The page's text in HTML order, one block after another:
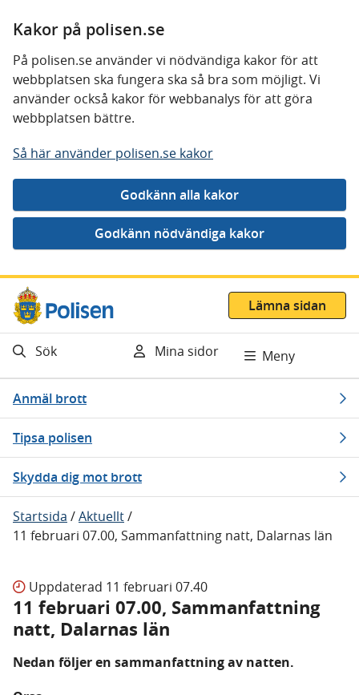
Kakor på polisen.se
På polisen.se använder vi nödvändiga kakor för att
webbplatsen ska fungera ska så bra som möjligt. Vi
använder också kakor för webbanalys för att göra
webbplatsen bättre.
Så här använder polisen.se kakor
Gå direkt till innehåll
Lämna sidan
Sök Mina sidor Meny
Anmäl brott
Tipsa polisen
Skydda dig mot brott
Startsida /Aktuellt/
11 februari 07.00, Sammanfattning natt, Dalarnas län
Uppdaterad 11 februari 07.40
11 februari 07.00, Sammanfattning
natt, Dalarnas län
Nedan följer en sammanfattning av natten.